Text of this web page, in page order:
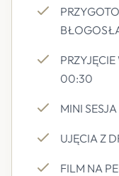
00:30
MINI
UJĘCIA Z
FILM NA